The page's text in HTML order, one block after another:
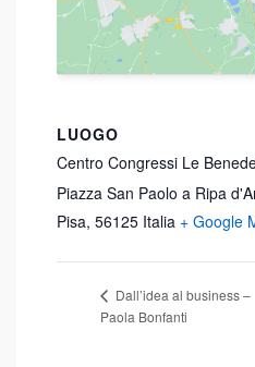
LUOGO
Centro Congressi Le
Piazza San Paolo a Ripa
Pisa, 56125 Italia + Google
Dall’idea al business –
Paola Bonfanti